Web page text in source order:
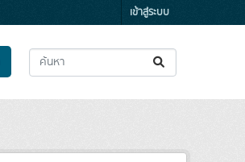
เข้าสู่ระบบ